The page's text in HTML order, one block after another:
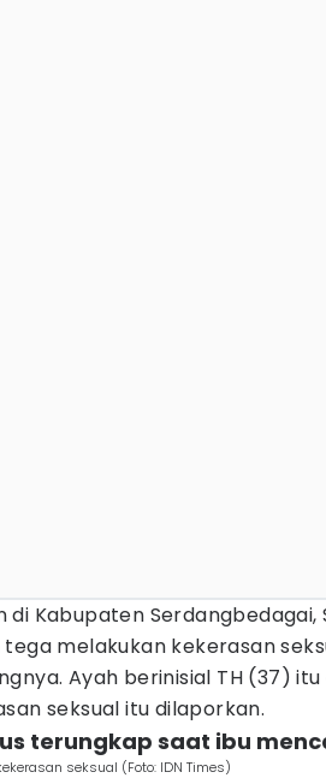
di Kabupaten
tega melakukan kekerasan
Ayah berinisial TH (37)
seksual itu dilaporkan.
terungkap saat ibu
seksual (Foto: IDN Times)